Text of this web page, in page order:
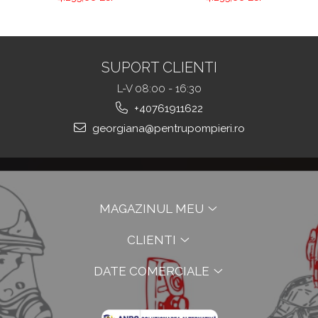
inchis, NOMEX®
NOMEX® Tought
SUPORT CLIENTI
L-V 08:00 - 16:30
+40761911622
georgiana@pentrupompieri.ro
MAGAZINUL MEU
CLIENTI
DATE COMERCIALE